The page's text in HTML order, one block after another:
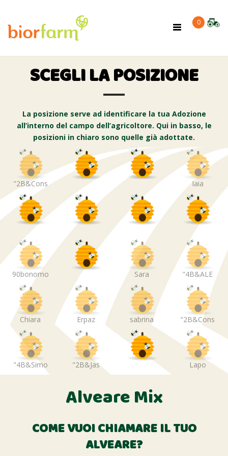
0
Toggle
SCEGLI LA POSIZIONE
La posizione serve ad identificare la tua Adozione
all’interno del campo dell’agricoltore. Qui in basso, le
posizioni in chiaro sono quelle già adottate.
"2B&Cons Iaia
90bonomo Sara "4B&ALE
Chiara Erpaz sabrina "2B&Cons
"4B&Simo "2B&Jas Lapo
Alveare Mix
COME VUOI CHIAMARE IL TUO
ALVEARE?